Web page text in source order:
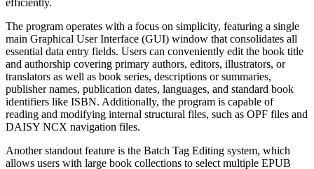
The program operates with a focus on simplicity, featuring a single
main Graphical User Interface (GUI) window that consolidates all
essential data entry fields. Users can conveniently edit the book title
and authorship covering primary authors, editors, illustrators, or
translators as well as book series, descriptions or summaries,
publisher names, publication dates, languages, and standard book
identifiers like ISBN. Additionally, the program is capable of
reading and modifying internal structural files, such as OPF files and
DAISY NCX navigation files.
Another standout feature is the Batch Tag Editing system, which
allows users with large book collections to select multiple EPUB